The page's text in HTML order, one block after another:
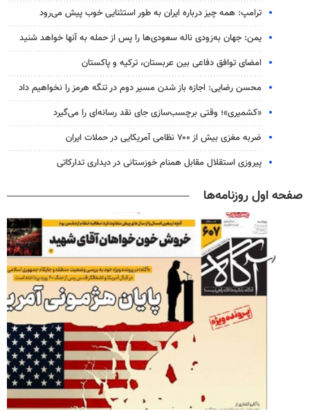
ترامپ: همه چیز درباره ایران به طور استثنایی خوب پیش می‌رود
یمن: جهان به‌زودی ناله سعودی‌ها را پس از حمله به آنها خواهد شنید
امضای توافق دفاعی بین عربستان، ترکیه و پاکستان
محسن رضایی: اجازه باز شدن مسیر دوم در تنگه هرمز را نخواهیم داد
«کشمیری»؛ وقتی برچسب‌سازی جای نقد رسانه‌ای را می‌گیرد
ضربه مغزی بیش از ۷۰۰ نظامی آمریکایی در حملات ایران
پیروزی استقلال مقابل همنام خوزستانی در دیداری تدارکاتی
صفحه اول روزنامه‌ها